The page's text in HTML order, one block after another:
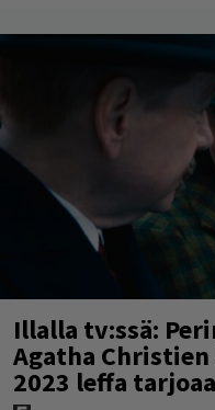
Illalla tv:ssä:
Agatha Christien
2023 leffa